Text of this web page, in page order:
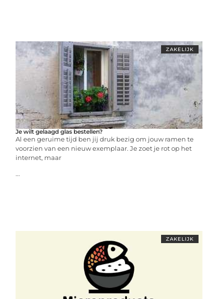
ZAKELIJK
Je wilt gelaagd glas bestellen?
Al een geruime tijd ben jij druk bezig om jouw ramen te
voorzien van een nieuw exemplaar. Je zoet je rot op het
internet, maar
...
ZAKELIJK